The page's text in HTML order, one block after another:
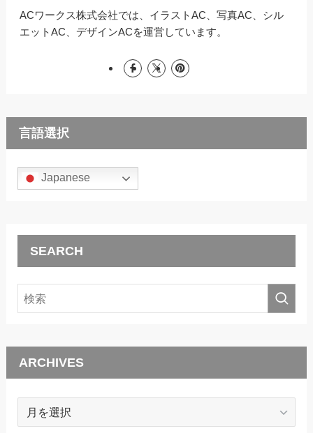
ACワークス株式会社では、イラストAC、写真AC、シル
エットAC、デザインACを運営しています。
言語選択
Japanese
SEARCH
ARCHIVES
ARCHIVES